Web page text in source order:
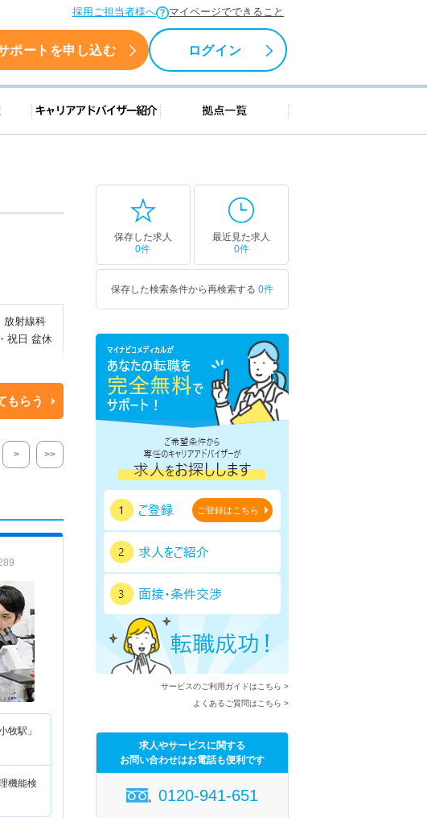
採用ご担当者様へ マイページでできること
ポートを申し込む ログイン
転職支援情報 キャリアアドバイザー紹介 拠点一覧
放射線科
祝日 盆休
方を対
患者4人
ない手
もらう
> >>
牧駅」
機能検
保存した求人
0件
最近見た求人
0件
保存した検索条件から再検索する 0件
ご登録はこちら
サービスのご利用ガイドはこちら >
よくあるご質問はこちら >
求人やサービスに関する
お問い合わせはお電話も便利です
0120-941-651